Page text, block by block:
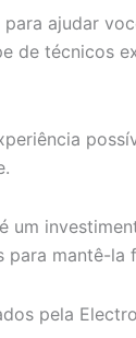
ajudar
de técnicos
um
mantê-la
pela